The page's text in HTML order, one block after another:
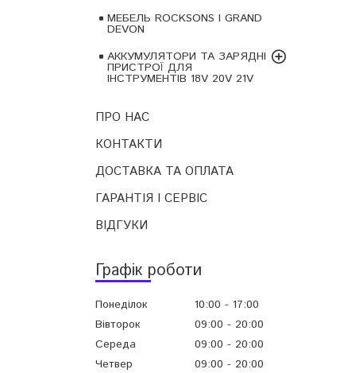
МЕБЕЛЬ ROCKSONS І GRAND
DEVON
АККУМУЛЯТОРИ ТА ЗАРЯДНІ
ПРИСТРОЇ ДЛЯ
ІНСТРУМЕНТІВ 18V 20V 21V
ПРО НАС
КОНТАКТИ
ДОСТАВКА ТА ОПЛАТА
ГАРАНТІЯ І СЕРВІС
ВІДГУКИ
Графік роботи
Понеділок 10:00
17:00
Вівторок
09:00
20:00
Середа
09:00
20:00
Четвер
09:00
20:00